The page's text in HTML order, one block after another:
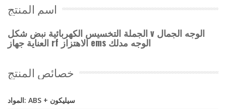
اسم المنتج
الجملة التخسيس الكهربائية نبض شكل v الوجه الجمال
العناية جهاز rf الاهتزاز ems الوجه مدلك
خصائص المنتج
المواد: ABS + سيليكون